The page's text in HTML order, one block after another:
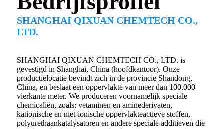
SHANGHAI QIXUAN CHEMTECH CO.,
LTD.
SHANGHAI QIXUAN CHEMTECH CO., LTD. is
gevestigd in Shanghai, China (hoofdkantoor). Onze
productielocatie bevindt zich in de provincie Shandong,
China, en beslaat een oppervlakte van meer dan 100.000
vierkante meter. We produceren voornamelijk speciale
chemicaliën, zoals: vetaminen en aminederivaten,
kationische en niet-ionische oppervlakteactieve stoffen,
polyurethaankatalysatoren en andere speciale additieven die